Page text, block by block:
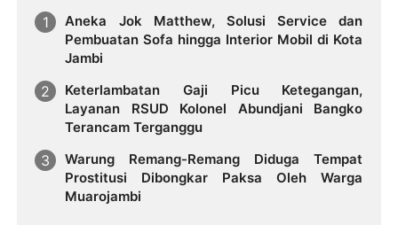
Aneka Jok Matthew, Solusi Service dan
Pembuatan Sofa hingga Interior Mobil di Kota
Jambi
Keterlambatan Gaji Picu Ketegangan,
Layanan RSUD Kolonel Abundjani Bangko
Terancam Terganggu
Warung Remang-Remang Diduga Tempat
Prostitusi Dibongkar Paksa Oleh Warga
Muarojambi